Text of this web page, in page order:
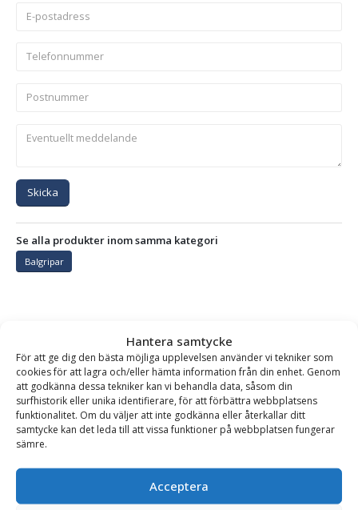
Hantera samtycke
För att ge dig den bästa möjliga upplevelsen använder vi tekniker som
cookies för att lagra och/eller hämta information från din enhet. Genom
att godkänna dessa tekniker kan vi behandla data, såsom din
surfhistorik eller unika identifierare, för att förbättra webbplatsens
funktionalitet. Om du väljer att inte godkänna eller återkallar ditt
samtycke kan det leda till att vissa funktioner på webbplatsen fungerar
sämre.
Acceptera
Skicka
Se alla produkter inom samma kategori
Balgripar
Balgrip – fäste SMS/Trima, kapacitet 1500 kg, max
balstorlek 1800 mm
Balgripens runda armar och mjuka hörn fördelar trycket jämnt
runt balen och motverkar att den skadas eller går sönder.
Balgripen är tillverkad i Sverige och konstruerad för maximal
hållbarhet.